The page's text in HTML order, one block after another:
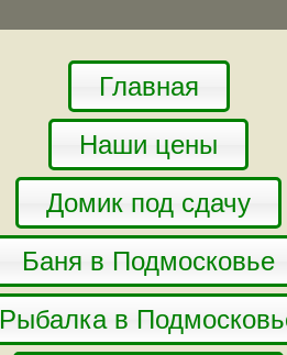
Главная
Наши цены
Домик под сдачу
Баня в Подмосковье
Рыбалка в